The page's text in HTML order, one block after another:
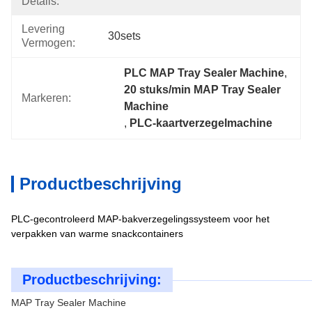
Levering
Vermogen:
30sets
Markeren:
PLC MAP Tray Sealer Machine
20 stuks/min MAP Tray Sealer
Machine
, PLC-kaartverzegelmachine
Productbeschrijving
PLC-gecontroleerd MAP-bakverzegelingssysteem voor het
verpakken van warme snackcontainers
Productbeschrijving:
MAP Tray Sealer Machine